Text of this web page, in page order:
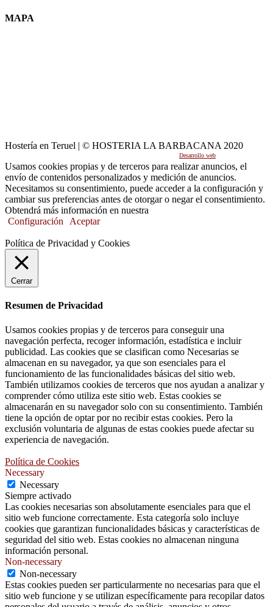
MAPA
Hostería en Teruel | © HOSTERIA LA BARBACANA 2020
Desarrollo web
Usamos cookies propias y de terceros para realizar anuncios, el
envío de contenidos personalizados y medición de anuncios.
Necesitamos su consentimiento, puede acceder a la configuración y
cambiar sus preferencias antes de otorgar o negar el consentimiento.
Obtendrá más información en nuestra
Configuración
Aceptar
Política de Privacidad y Cookies
Cerrar
Resumen de Privacidad
Usamos cookies propias y de terceros para conseguir una
navegación perfecta, recoger información, estadística e incluir
publicidad. Las cookies que se clasifican como Necesarias se
almacenan en su navegador, ya que son esenciales para el
funcionamiento de las funcionalidades básicas del sitio web.
También utilizamos cookies de terceros que nos ayudan a analizar y
comprender cómo utiliza este sitio web. Estas cookies se
almacenarán en su navegador solo con su consentimiento. También
tiene la opción de optar por no recibir estas cookies. Pero la
exclusión voluntaria de algunas de estas cookies puede afectar su
experiencia de navegación.
Política de Cookies
Necessary
Necessary
Siempre activado
Las cookies necesarias son absolutamente esenciales para que el
sitio web funcione correctamente. Esta categoría solo incluye
cookies que garantizan funcionalidades básicas y características de
seguridad del sitio web. Estas cookies no almacenan ninguna
información personal.
Non-necessary
Non-necessary
Estas cookies pueden ser particularmente no necesarias para que el
sitio web funcione y se utilizan específicamente para recopilar datos